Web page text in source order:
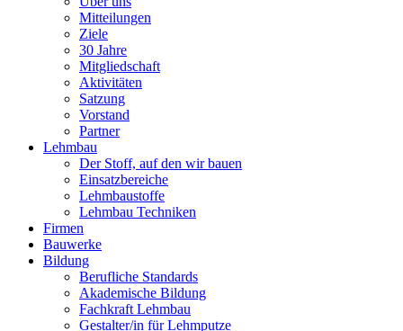
Mitteilungen
Ziele
30 Jahre
Mitgliedschaft
Aktivitäten
Satzung
Vorstand
Partner
Lehmbau
Der Stoff, auf den wir bauen
Einsatzbereiche
Lehmbaustoffe
Lehmbau Techniken
Firmen
Bauwerke
Bildung
Berufliche Standards
Akademische Bildung
Fachkraft Lehmbau
Gestalter/in für Lehmputze